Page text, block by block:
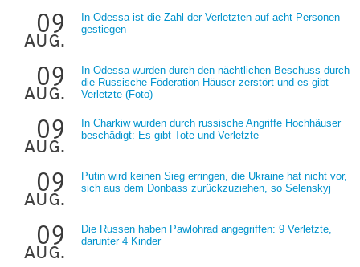
09
aug.
In Odessa ist die Zahl der Verletzten auf acht Personen
gestiegen
09
aug.
In Odessa wurden durch den nächtlichen Beschuss durch
die Russische Föderation Häuser zerstört und es gibt
Verletzte (Foto)
09
aug.
In Charkiw wurden durch russische Angriffe Hochhäuser
beschädigt: Es gibt Tote und Verletzte
09
aug.
Putin wird keinen Sieg erringen, die Ukraine hat nicht vor,
sich aus dem Donbass zurückzuziehen, so Selenskyj
09
aug.
Die Russen haben Pawlohrad angegriffen: 9 Verletzte,
darunter 4 Kinder